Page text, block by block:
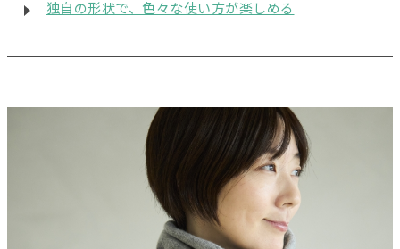
独自の形状で、色々な使い方が楽しめる